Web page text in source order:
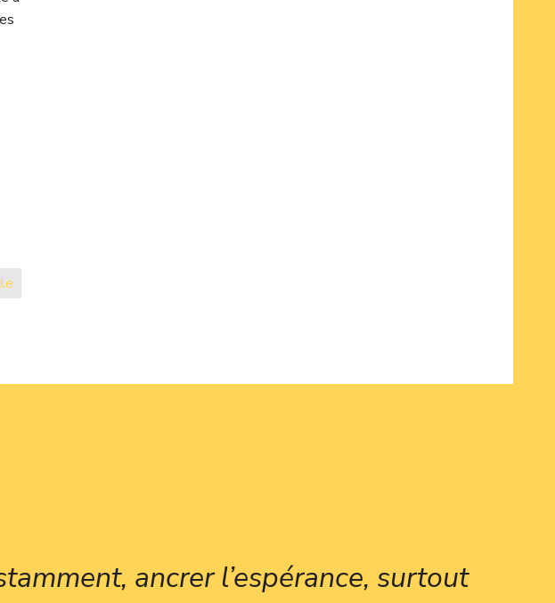
ancrer l’espérance, surtout